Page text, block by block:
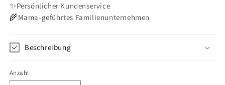
✨Persönlicher Kundenservice
🌾Mama-geführtes Familienunternehmen
Beschreibung
Anzahl
Anzahl